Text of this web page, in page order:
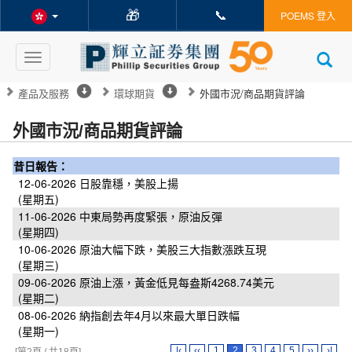
🎁 📞 POEMS 登入
Toggle
navigation
產品及服務 環球期貨 外國市況/商品期貨評論
外國市況/商品期貨評論
昔日報告：
12-06-2026
(星期五)
日股靠穩，美股上揚
11-06-2026
(星期四)
中東局勢再度緊張，原油反彈
10-06-2026
(星期三)
原油大幅下跌，美股三大指數漲跌互現
09-06-2026
(星期二)
原油上漲，黃金低見每盎斯4268.74美元
08-06-2026
(星期一)
納指創去年4月以來最大單日跌幅